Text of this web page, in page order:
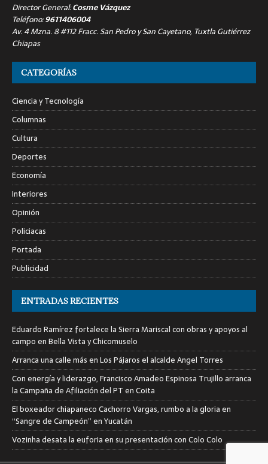
Director General:Cosme Vázquez
Teléfono:9611406004
Av. 4 Mzna. 8 #112 Fracc. San Pedro y San Cayetano, Tuxtla Gutiérrez
Chiapas
CATEGORÍAS
Ciencia y Tecnología
Columnas
Cultura
Deportes
Economía
Interiores
Opinión
Policiacas
Portada
Publicidad
ENTRADAS RECIENTES
Eduardo Ramírez fortalece la Sierra Mariscal con obras y apoyos al
campo en Bella Vista y Chicomuselo
Arranca una calle más en Los Pájaros el alcalde Angel Torres
Con energía y liderazgo, Francisco Amadeo Espinosa Trujillo arranca
la Campaña de Afiliación del PT en Coita
El boxeador chiapaneco Cachorro Vargas, rumbo a la gloria en
“Sangre de Campeón” en Yucatán
Vozinha desata la euforia en su presentación con Colo Colo